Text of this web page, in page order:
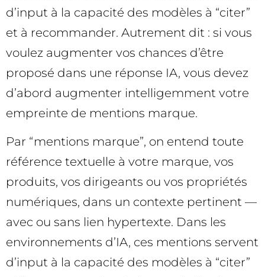
d’input à la capacité des modèles à “citer”
et à recommander. Autrement dit : si vous
voulez augmenter vos chances d’être
proposé dans une réponse IA, vous devez
d’abord augmenter intelligemment votre
empreinte de mentions marque.
Par “mentions marque”, on entend toute
référence textuelle à votre marque, vos
produits, vos dirigeants ou vos propriétés
numériques, dans un contexte pertinent —
avec ou sans lien hypertexte. Dans les
environnements d’IA, ces mentions servent
d’input à la capacité des modèles à “citer”